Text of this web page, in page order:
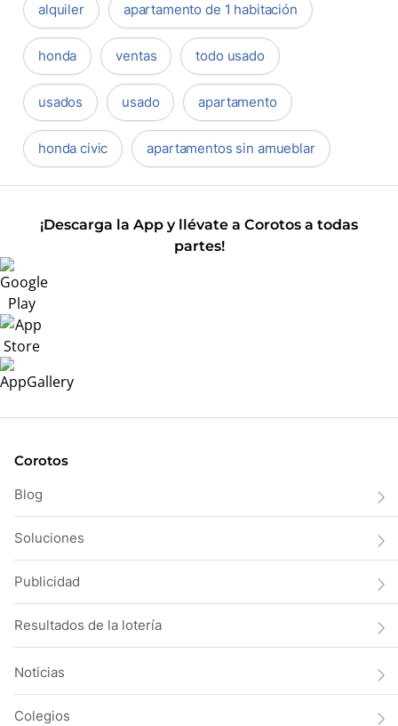
alquiler apartamento de 1 habitación
honda ventas todo usado
usados usado apartamento
honda civic apartamentos sin amueblar
¡Descarga la App y llévate a Corotos a todas
partes!
Corotos
Blog
Soluciones
Publicidad
Resultados de la lotería
Noticias
Colegios